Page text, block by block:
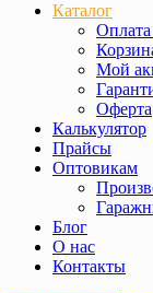
Каталог
Оплата
Мой
Оферта
Калькулятор
Прайсы
Оптовикам
Блог
О нас
Контакты